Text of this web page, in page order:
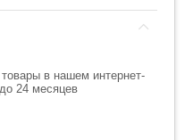
в нашем интернет-
24 месяцев